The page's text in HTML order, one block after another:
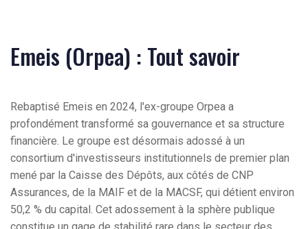
Emeis (Orpea) : Tout savoir
Rebaptisé Emeis en 2024, l'ex-groupe Orpea a
profondément transformé sa gouvernance et sa structure
financière. Le groupe est désormais adossé à un
consortium d'investisseurs institutionnels de premier plan
mené par la Caisse des Dépôts, aux côtés de CNP
Assurances, de la MAIF et de la MACSF, qui détient environ
50,2 % du capital. Cet adossement à la sphère publique